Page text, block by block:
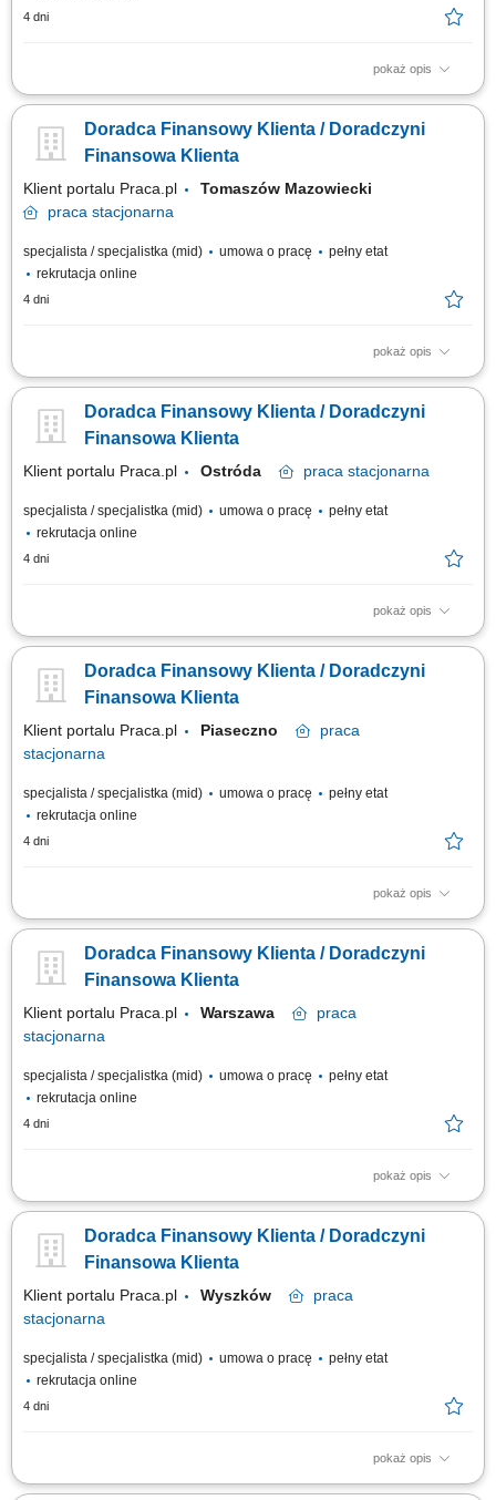
4 dni
pokaż opis
Identyfikowanie potrzeb klientów indywidualnych oraz sektora MŚP i
produktów bankowych i realizacja wyznaczonych celów sprzedażowych;
Budowanie długofalowych relacji z klientami oraz rozwijanie portfela
Doradca Finansowy Klienta / Doradczyni
Finansowa Klienta
Klient portalu Praca.pl
Tomaszów Mazowiecki
praca stacjonarna
specjalista / specjalistka (mid) umowa o pracę
pełny etat
rekrutacja online
4 dni
pokaż opis
Identyfikowanie potrzeb klientów indywidualnych oraz sektora MŚP i
produktów bankowych i realizacja wyznaczonych celów sprzedażowych;
Budowanie długofalowych relacji z klientami oraz rozwijanie portfela
Doradca Finansowy Klienta / Doradczyni
Finansowa Klienta
Klient portalu Praca.pl Ostróda praca stacjonarna
specjalista / specjalistka (mid) umowa o pracę
pełny etat
rekrutacja online
4 dni
pokaż opis
Identyfikowanie potrzeb klientów indywidualnych oraz sektora MŚP i
produktów bankowych i realizacja wyznaczonych celów sprzedażowych;
Budowanie długofalowych relacji z klientami oraz rozwijanie portfela
Doradca Finansowy Klienta / Doradczyni
Finansowa Klienta
Klient portalu Praca.pl Piaseczno
praca
stacjonarna
specjalista / specjalistka (mid) umowa o pracę
pełny etat
rekrutacja online
4 dni
pokaż opis
Identyfikowanie potrzeb klientów indywidualnych oraz sektora MŚP i
produktów bankowych i realizacja wyznaczonych celów sprzedażowych;
Budowanie długofalowych relacji z klientami oraz rozwijanie portfela
Doradca Finansowy Klienta / Doradczyni
Finansowa Klienta
Klient portalu Praca.pl Warszawa
praca
stacjonarna
specjalista / specjalistka (mid) umowa o pracę
pełny etat
rekrutacja online
4 dni
pokaż opis
Identyfikowanie potrzeb klientów indywidualnych oraz sektora MŚP i
produktów bankowych i realizacja wyznaczonych celów sprzedażowych;
Budowanie długofalowych relacji z klientami oraz rozwijanie portfela
Doradca Finansowy Klienta / Doradczyni
Finansowa Klienta
Klient portalu Praca.pl Wyszków
praca
stacjonarna
specjalista / specjalistka (mid) umowa o pracę
pełny etat
rekrutacja online
4 dni
pokaż opis
Identyfikowanie potrzeb klientów indywidualnych oraz sektora MŚP i